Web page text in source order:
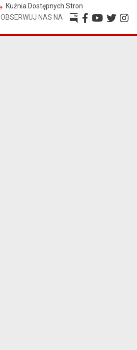
Kuźnia Dostępnych Stron
OBSERWUJ NAS NA